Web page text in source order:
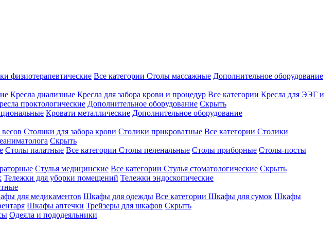
физиотерапевтические Все категории Столы массажные Дополнительное оборудование
Кресла диализные Кресла для забора крови и процедур Все категории Кресла для ЭЭГ и
проктологические Дополнительное оборудование Скрыть
Кровати металлические Дополнительное оборудование
Столики для забора крови Столики прикроватные Все категории Столики
Скрыть
Столы палатные Все категории Столы пеленальные Столы приборные Столы-посты
Стулья медицинские Все категории Стулья стоматологические Скрыть
Тележки для уборки помещений Тележки эндоскопические
для медикаментов Шкафы для одежды Все категории Шкафы для сумок Шкафы
Шкафы аптечки Трейзеры для шкафов Скрыть
Одеяла и пододеяльники